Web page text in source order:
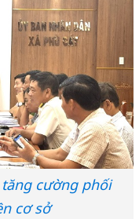
tăng cường phối
cơ sở